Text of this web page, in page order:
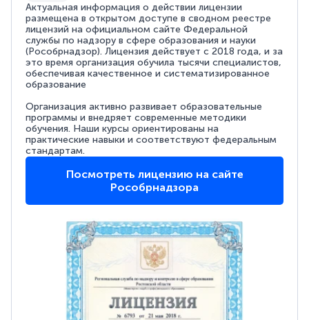
Актуальная информация о действии лицензии
размещена в открытом доступе в сводном реестре
лицензий на официальном сайте Федеральной
службы по надзору в сфере образования и науки
(Рособрнадзор). Лицензия действует с 2018 года, и за
это время организация обучила тысячи специалистов,
обеспечивая качественное и систематизированное
образование
Организация активно развивает образовательные
программы и внедряет современные методики
обучения. Наши курсы ориентированы на
практические навыки и соответствуют федеральным
стандартам.
Посмотреть лицензию на сайте
Рособрнадзора